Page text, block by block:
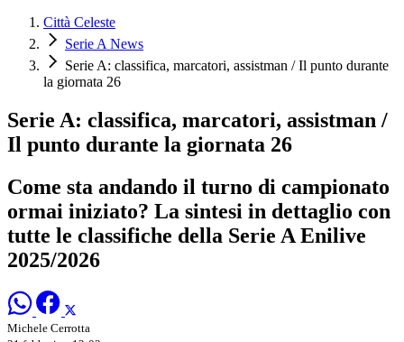
Città Celeste
Serie A News
Serie A: classifica, marcatori, assistman / Il punto durante
la giornata 26
Serie A: classifica, marcatori, assistman /
Il punto durante la giornata 26
Come sta andando il turno di campionato
ormai iniziato? La sintesi in dettaglio con
tutte le classifiche della Serie A Enilive
2025/2026
Michele Cerrotta